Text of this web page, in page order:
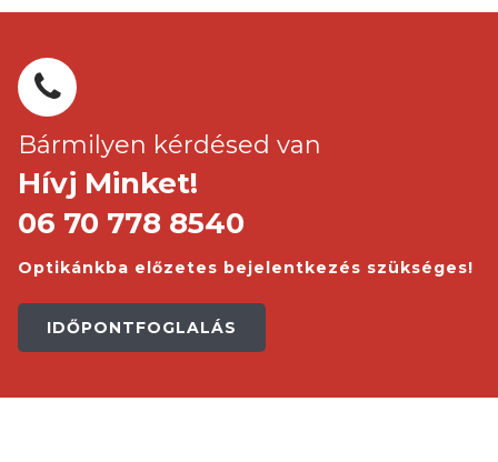
Bármilyen kérdésed van
Hívj Minket!
06 70 778 8540
Optikánkba előzetes bejelentkezés szükséges!
IDŐPONTFOGLALÁS